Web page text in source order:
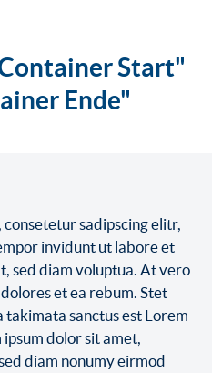
Start"
Ende"
sadipscing elitr,
invidunt ut labore et
sed diam voluptua. At vero
et ea rebum. Stet
takimata sanctus est Lorem
dolor sit amet,
diam nonumy eirmod